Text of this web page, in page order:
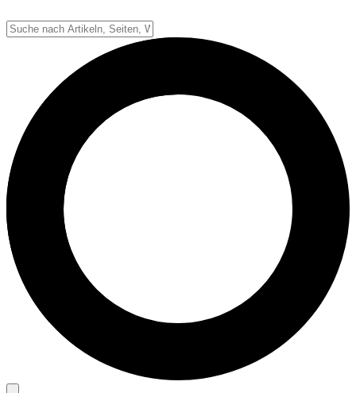
Punkte & Scoring
Strafen & Fouls
Schiedsrichter
Football Lexikon